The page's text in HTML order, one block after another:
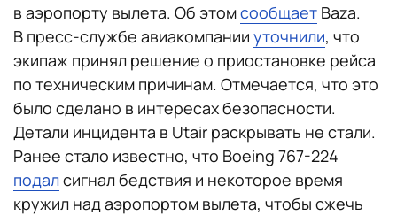
в аэропорту вылета. Об этомсообщает Baza.
В пресс-службе авиакомпании уточнили, что
экипаж принял решение о приостановке рейса
по техническим причинам. Отмечается, что это
было сделано в интересах безопасности.
Детали инцидента в Utair раскрывать не стали.
Ранее стало известно, что Boeing 767-224
подалсигнал бедствия и некоторое время
кружил над аэропортом вылета, чтобы сжечь